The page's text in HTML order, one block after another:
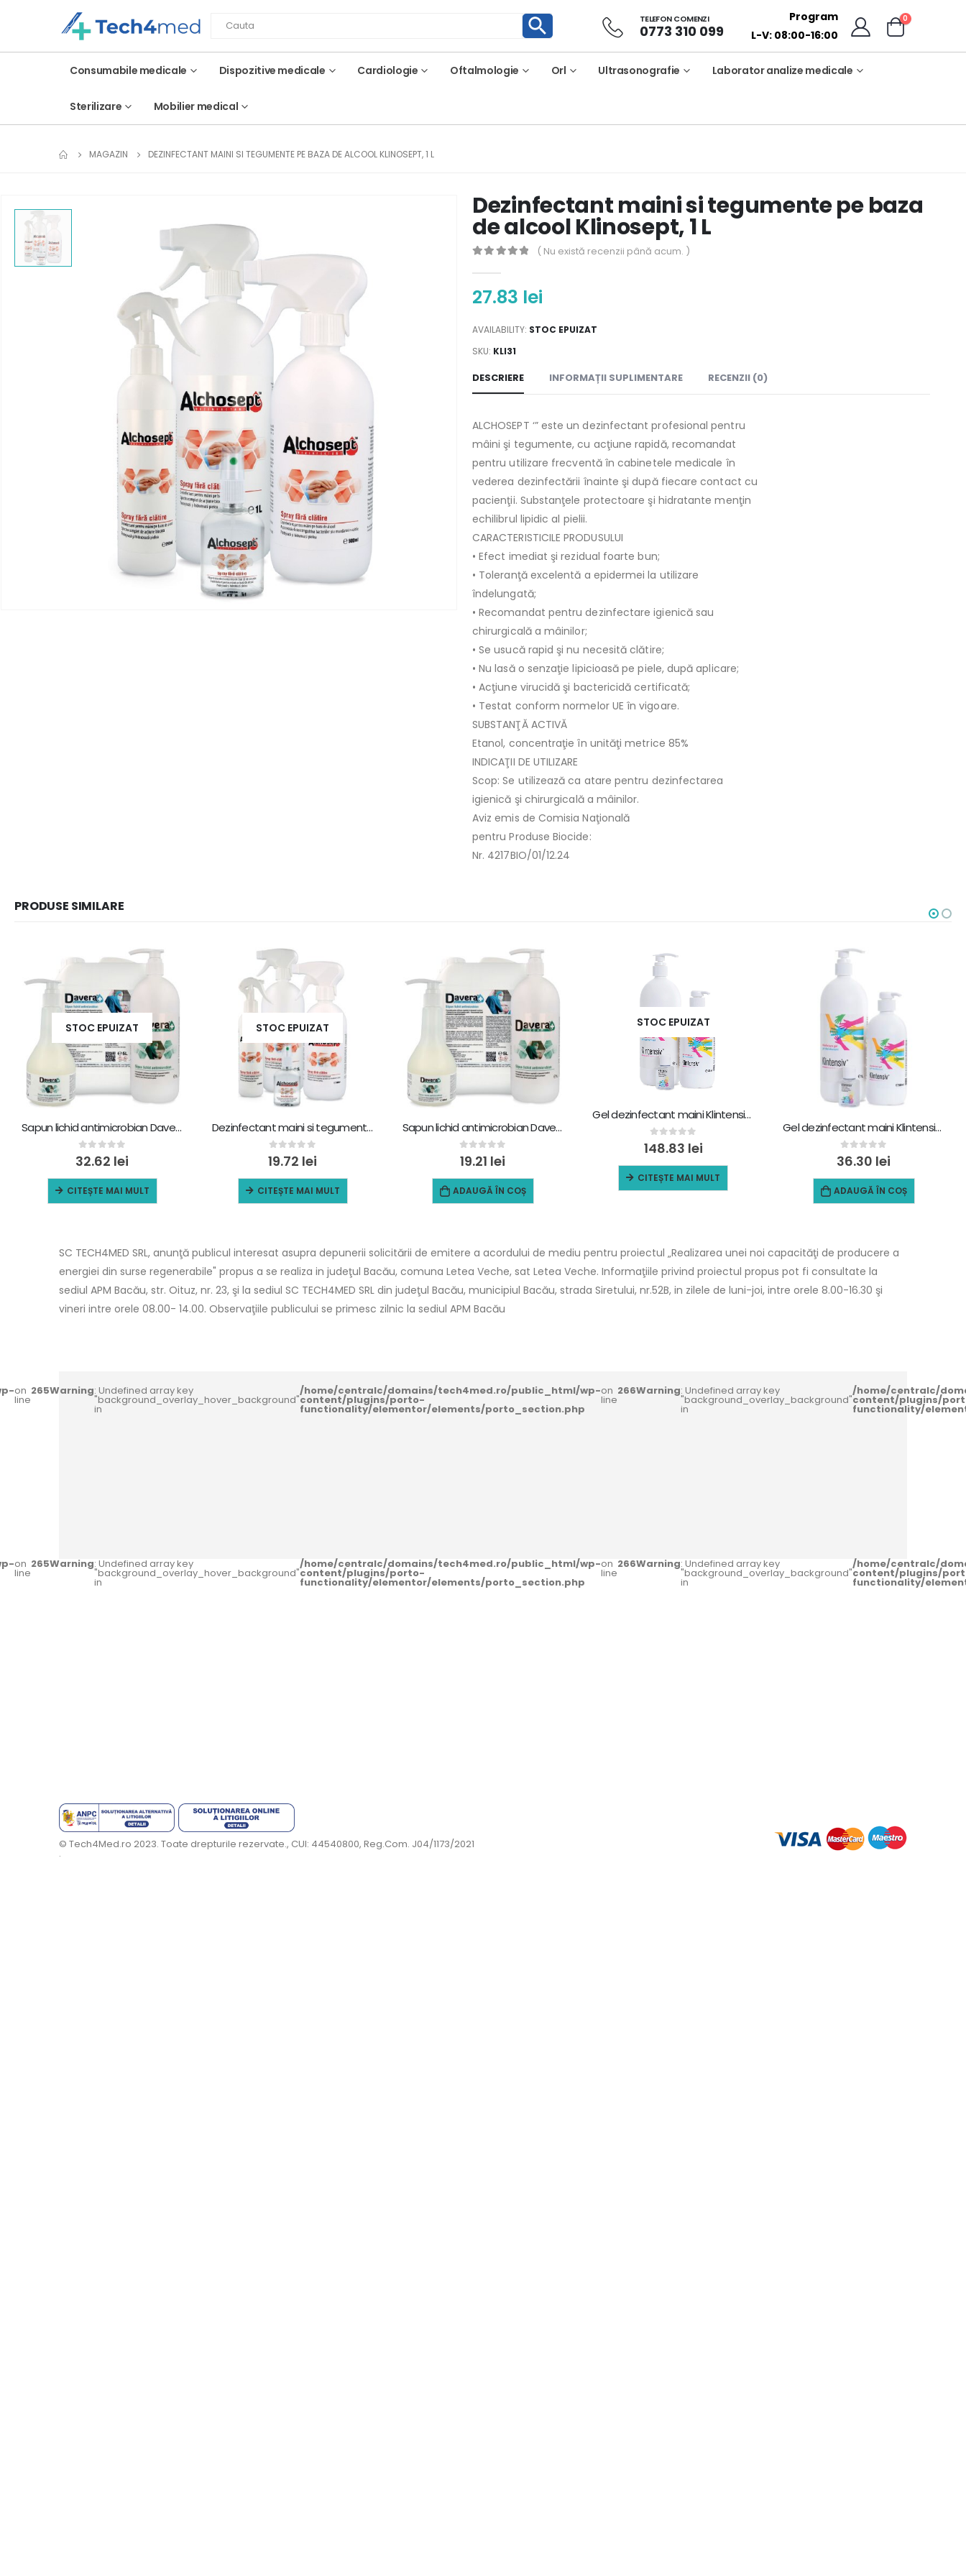
TELEFON COMENZI
0773 310 099
Program
L-V: 08:00-16:00
0
Consumabile medicale Dispozitive medicale Cardiologie Oftalmologie Orl Ultrasonografie Laborator analize medicale
Sterilizare Mobilier medical
MAGAZIN DEZINFECTANT MAINI SI TEGUMENTE PE BAZA DE ALCOOL KLINOSEPT, 1 L
Dezinfectant maini si tegumente pe baza
de alcool Klinosept, 1 L
( Nu există recenzii până acum. )
27.83 lei
AVAILABILITY: STOC EPUIZAT
SKU: KLI31
DESCRIERE INFORMAȚII SUPLIMENTARE RECENZII (0)
ALCHOSEPT ‘” este un dezinfectant profesional pentru
mâini şi tegumente, cu acţiune rapidă, recomandat
pentru utilizare frecventă în cabinetele medicale în
vederea dezinfectării înainte şi după fiecare contact cu
pacienţii. Substanţele protectoare şi hidratante menţin
echilibrul lipidic al pielii.
CARACTERISTICILE PRODUSULUI
• Efect imediat şi rezidual foarte bun;
• Toleranţă excelentă a epidermei la utilizare
îndelungată;
• Recomandat pentru dezinfectare igienică sau
chirurgicală a mâinilor;
• Se usucă rapid şi nu necesită clătire;
• Nu lasă o senzaţie lipicioasă pe piele, după aplicare;
• Acţiune virucidă şi bactericidă certificată;
• Testat conform normelor UE în vigoare.
SUBSTANŢĂ ACTIVĂ
Etanol, concentraţie în unităţi metrice 85%
INDICAŢII DE UTILIZARE
Scop: Se utilizează ca atare pentru dezinfectarea
igienică şi chirurgicală a mâinilor.
Aviz emis de Comisia Naţională
pentru Produse Biocide:
Nr. 4217BIO/01/12.24
PRODUSE SIMILARE
STOC EPUIZAT
Sapun lichid antimicrobian Davera, 1 L
0 out of 5
32.62 lei
CITEȘTE MAI MULT
STOC EPUIZAT
Dezinfectant maini si tegumente pe baza de alcool Klinosept, 500 ml
0out of 5
19.72 lei
CITEȘTE MAI MULT
Sapun lichid antimicrobian Davera, 500 ml
0out of 5
19.21 lei
ADAUGĂ ÎN COȘ
STOC EPUIZAT
Gel dezinfectant maini Klintensiv, 5 L
0out of 5
148.83 lei
CITEȘTE MAI MULT
Gel dezinfectant maini Klintensiv, 1 L
0 out of 5
36.30 lei
ADAUGĂ ÎN COȘ
SC TECH4MED SRL, anunţă publicul interesat asupra depunerii solicitării de emitere a acordului de mediu pentru proiectul „Realizarea unei noi capacităţi de producere a
energiei din surse regenerabile" propus a se realiza in judeţul Bacău, comuna Letea Veche, sat Letea Veche. Informaţiile privind proiectul propus pot fi consultate la
sediul APM Bacău, str. Oituz, nr. 23, şi la sediul SC TECH4MED SRL din judeţul Bacău, municipiul Bacău, strada Siretului, nr.52B, in zilele de luni-joi, intre orele 8.00-16.30 şi
vineri intre orele 08.00- 14.00. Observaţiile publicului se primesc zilnic la sediul APM Bacău
on
line
265Warning: Undefined array key
"background_overlay_hover_background"
in
/home/centralc/domains/tech4med.ro/public_html/wp-
content/plugins/porto-
functionality/elementor/elements/porto_section.php
on
line
266Warning: Undefined array key
"background_overlay_background"
in
/home/centralc/
content/plugins/
functionality/
on
line
265Warning: Undefined array key
"background_overlay_hover_background"
in
/home/centralc/domains/tech4med.ro/public_html/wp-
content/plugins/porto-
functionality/elementor/elements/porto_section.php
on
line
266Warning: Undefined array key
"background_overlay_background"
in
/home/centralc/
content/plugins/
functionality/
© Tech4Med.ro 2023. Toate drepturile rezervate., CUI: 44540800, Reg.Com. J04/1173/2021
.